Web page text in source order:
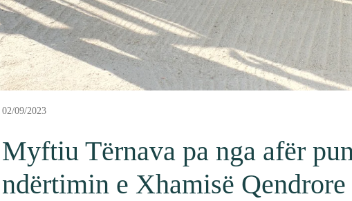
02/09/2023
Myftiu Tërnava pa nga afër
ndërtimin e Xhamisë